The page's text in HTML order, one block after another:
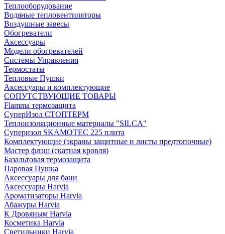
Теплооборудование
Водяные тепловентиляторы
Воздушные завесы
Обогреватели
Аксессуары
Модели обогревателей
Системы Управления
Термостаты
Тепловые Пушки
Аксессуары и комплектующие
СОПУТСТВУЮЩИЕ ТОВАРЫ
Flamma термозащита
СуперИзол СТОПТЕРМ
Теплоизоляционные материалы "SILCA"
Суперизол SKAMOTEC 225 плита
Комплектующие (экраны защитные и листы предтопочные)
Мастер флэш (скатная кровля)
Базальтовая термозащита
Паровая Пушка
Аксессуары для бани
Аксессуары Harvia
Ароматизаторы Harvia
Абажуры Harvia
К Дровяным Harvia
Косметика Harvia
Светильники Harvia